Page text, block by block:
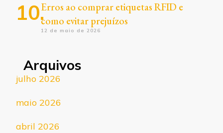
Erros ao comprar etiquetas RFID e
como evitar prejuízos
12 de maio de 2026
Arquivos
julho 2026
maio 2026
abril 2026